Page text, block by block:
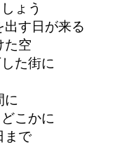
ょう
出す日が来る
た空
た街に
に
こかに
まで